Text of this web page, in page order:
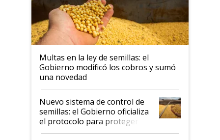
Multas en la ley de semillas: el
Gobierno modificó los cobros y sumó
una novedad
Nuevo sistema de control de
semillas: el Gobierno oficializa
el protocolo para proteger la
propiedad intelectual